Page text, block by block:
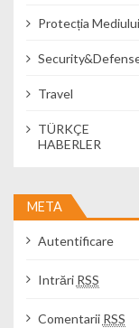
Protecția Mediului
Travel
TÜRKÇE
HABERLER
META
Autentificare
Intrări RSS
Comentarii RSS